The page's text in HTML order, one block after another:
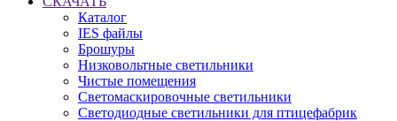
Каталог
IES файлы
Брошуры
Низковольтные светильники
Чистые помещения
Светомаскировочные светильники
Светодиодные светильники для птицефабрик